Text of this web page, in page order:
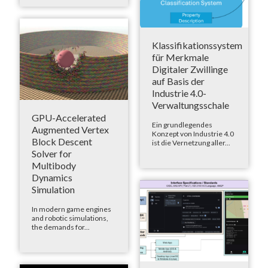
Klassifikationssystem
für Merkmale
Digitaler Zwillinge
auf Basis der
Industrie 4.0-
Verwaltungsschale
Ein grundlegendes
Konzept von Industrie 4.0
ist die Vernetzung aller...
GPU-Accelerated
Augmented Vertex
Block Descent
Solver for
Multibody
Dynamics
Simulation
In modern game engines
and robotic simulations,
the demands for...